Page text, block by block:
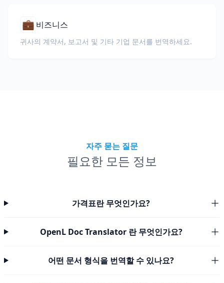
💼 비즈니스
귀사의 계약서, 보고서 및 기타 기업 문서를 번역하세요.
자주 묻는 질문
필요한 모든 정보
가격표란 무엇인가요?
OpenL Doc Translator 란 무엇인가요?
어떤 문서 형식을 번역할 수 있나요?